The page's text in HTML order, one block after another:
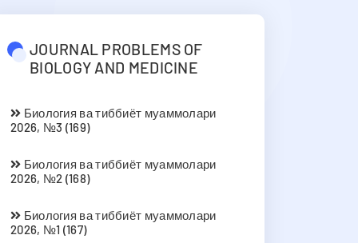
JOURNAL PROBLEMS OF
BIOLOGY AND MEDICINE
Биология ва тиббиёт муаммолари
2026, №3 (169)
Биология ва тиббиёт муаммолари
2026, №2 (168)
Биология ва тиббиёт муаммолари
2026, №1 (167)